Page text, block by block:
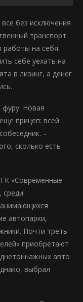
без исключения
транспорт.
работы на себя.
себе уехать на
в лизинг, а денег
Новая
прицеп: всей
–
сколько есть
«Современные
среди
автопарки,
Почти треть
приобретают
авто
выбрал